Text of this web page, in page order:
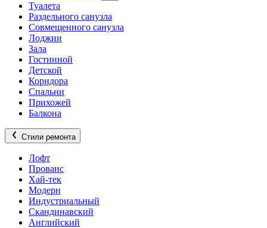
Туалета
Раздельного санузла
Совмещенного санузла
Лоджии
Зала
Гостинной
Детской
Коридора
Спальни
Прихожей
Балкона
Стили ремонта
Лофт
Прованс
Хай-тек
Модерн
Индустриальный
Скандинавский
Английский